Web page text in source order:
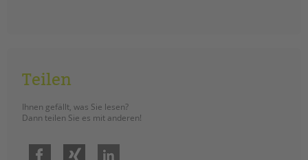
Teilen
Ihnen gefällt, was Sie lesen?
Dann teilen Sie es mit anderen!
Facebook